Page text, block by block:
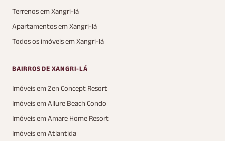
Terrenos em Xangri-lá
Apartamentos em Xangri-lá
Todos os imóveis em Xangri-lá
BAIRROS DE XANGRI-LÁ
Imóveis em Zen Concept Resort
Imóveis em Allure Beach Condo
Imóveis em Amare Home Resort
Imóveis em Atlantida